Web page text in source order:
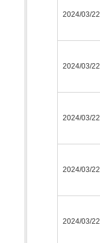
2024/03/22
2024/03/22
2024/03/22
2024/03/22
2024/03/22